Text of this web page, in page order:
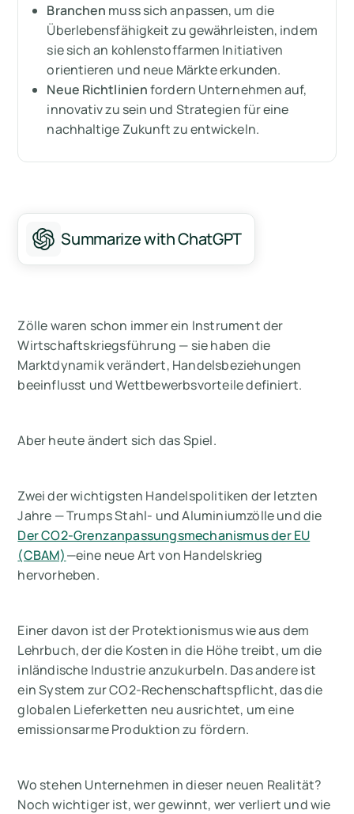
Wie können sich Verlierer anpassen?
Bei Zöllen geht es nicht mehr nur um Handel
— es geht um Transformation
Messen Sie Ihre CO2-Emissionen mit Arbor
Branchen muss sich anpassen, um die
Überlebensfähigkeit zu gewährleisten, indem
sie sich an kohlenstoffarmen Initiativen
orientieren und neue Märkte erkunden.
Neue Richtlinienfordern Unternehmen auf,
innovativ zu sein und Strategien für eine
nachhaltige Zukunft zu entwickeln.
Summarize with ChatGPT
Zölle waren schon immer ein Instrument der
Wirtschaftskriegsführung — sie haben die
Marktdynamik verändert, Handelsbeziehungen
beeinflusst und Wettbewerbsvorteile definiert.
Aber heute ändert sich das Spiel.
Zwei der wichtigsten Handelspolitiken der letzten
Jahre — Trumps Stahl- und Aluminiumzölle und die
Der CO2-Grenzanpassungsmechanismus der EU
(CBAM)—eine neue Art von Handelskrieg
hervorheben.
Einer davon ist der Protektionismus wie aus dem
Lehrbuch, der die Kosten in die Höhe treibt, um die
inländische Industrie anzukurbeln. Das andere ist
ein System zur CO2-Rechenschaftspflicht, das die
globalen Lieferketten neu ausrichtet, um eine
emissionsarme Produktion zu fördern.
Wo stehen Unternehmen in dieser neuen Realität?
Noch wichtiger ist, wer gewinnt, wer verliert und wie